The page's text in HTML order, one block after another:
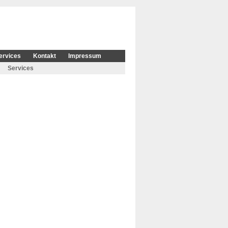
Kontakt
Impressum
Services